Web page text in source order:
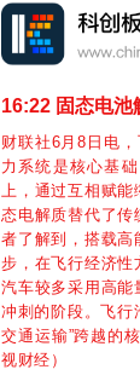
16:22 固态电
财联社6月8日电
力系统是核心基
上，通过互相赋能
态电解质替代了传
者了解到，搭载高
步，在飞行经济性
汽车较多采用高能
冲刺的阶段。飞行
交通运输”跨越的
视财经）